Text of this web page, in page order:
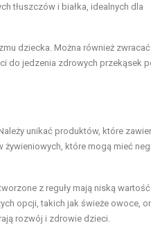
tłuszczów i białka, idealnych dla
dziecka. Można również
do jedzenia zdrowych przekąsek
unikać produktów, które
które mogą mieć
z reguły mają niską wartość
opcji, takich jak świeże owoce,
rozwój i zdrowie dzieci.